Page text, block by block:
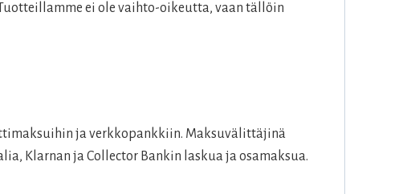
ei ole vaihto-oikeutta, vaan tällöin
ja verkkopankkiin. Maksuvälittäjinä
Klarnan ja Collector Bankin laskua ja osamaksua.